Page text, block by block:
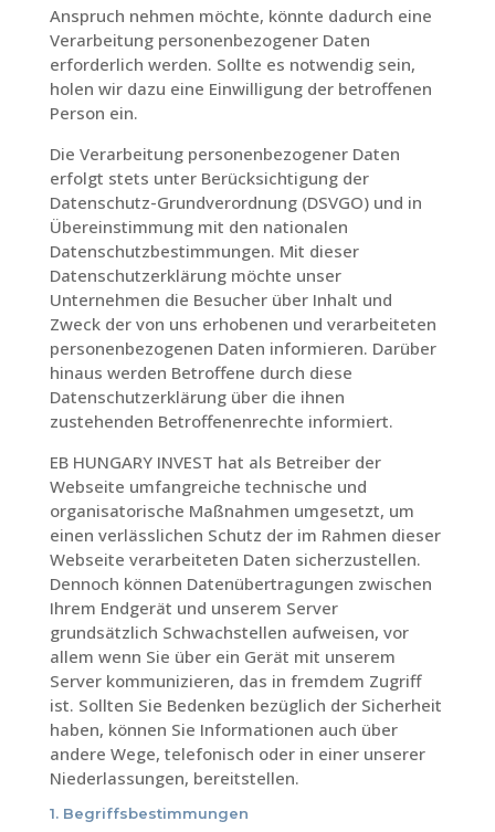
Anspruch nehmen möchte, könnte dadurch eine
Verarbeitung personenbezogener Daten
erforderlich werden. Sollte es notwendig sein,
holen wir dazu eine Einwilligung der betroffenen
Person ein.
Die Verarbeitung personenbezogener Daten
erfolgt stets unter Berücksichtigung der
Datenschutz-Grundverordnung (DSVGO) und in
Übereinstimmung mit den nationalen
Datenschutzbestimmungen. Mit dieser
Datenschutzerklärung möchte unser
Unternehmen die Besucher über Inhalt und
Zweck der von uns erhobenen und verarbeiteten
personenbezogenen Daten informieren. Darüber
hinaus werden Betroffene durch diese
Datenschutzerklärung über die ihnen
zustehenden Betroffenenrechte informiert.
EB HUNGARY INVEST hat als Betreiber der
Webseite umfangreiche technische und
organisatorische Maßnahmen umgesetzt, um
einen verlässlichen Schutz der im Rahmen dieser
Webseite verarbeiteten Daten sicherzustellen.
Dennoch können Datenübertragungen zwischen
Ihrem Endgerät und unserem Server
grundsätzlich Schwachstellen aufweisen, vor
allem wenn Sie über ein Gerät mit unserem
Server kommunizieren, das in fremdem Zugriff
ist. Sollten Sie Bedenken bezüglich der Sicherheit
haben, können Sie Informationen auch über
andere Wege, telefonisch oder in einer unserer
Niederlassungen, bereitstellen.
1. Begriffsbestimmungen